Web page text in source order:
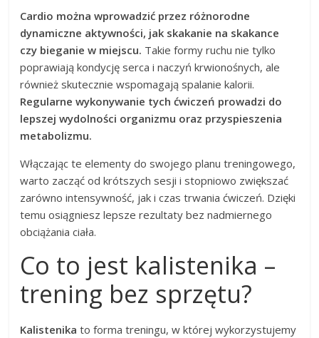
Cardio można wprowadzić przez różnorodne
dynamiczne aktywności, jak skakanie na skakance
czy bieganie w miejscu. Takie formy ruchu nie tylko
poprawiają kondycję serca i naczyń krwionośnych, ale
również skutecznie wspomagają spalanie kalorii.
Regularne wykonywanie tych ćwiczeń prowadzi do
lepszej wydolności organizmu oraz przyspieszenia
metabolizmu.
Włączając te elementy do swojego planu treningowego,
warto zacząć od krótszych sesji i stopniowo zwiększać
zarówno intensywność, jak i czas trwania ćwiczeń. Dzięki
temu osiągniesz lepsze rezultaty bez nadmiernego
obciążania ciała.
Co to jest kalistenika –
trening bez sprzętu?
Kalistenika to forma treningu, w której wykorzystujemy